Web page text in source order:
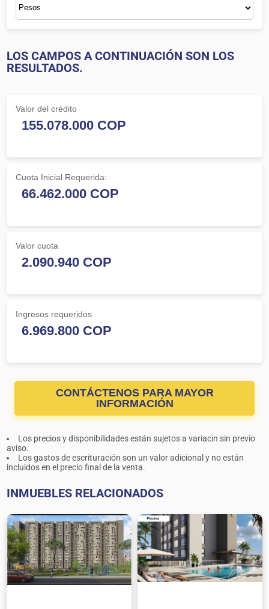
LOS CAMPOS A CONTINUACIÓN SON LOS
RESULTADOS.
Valor del crédito
Cuota Inicial Requerida:
Valor cuota
Ingresos requeridos
CONTÁCTENOS PARA MAYOR
INFORMACIÓN
Los precios y disponibilidades están sujetos a variacin sin previo
aviso.
Los gastos de escrituración son un valor adicional y no están
incluidos en el precio final de la venta.
INMUEBLES RELACIONADOS